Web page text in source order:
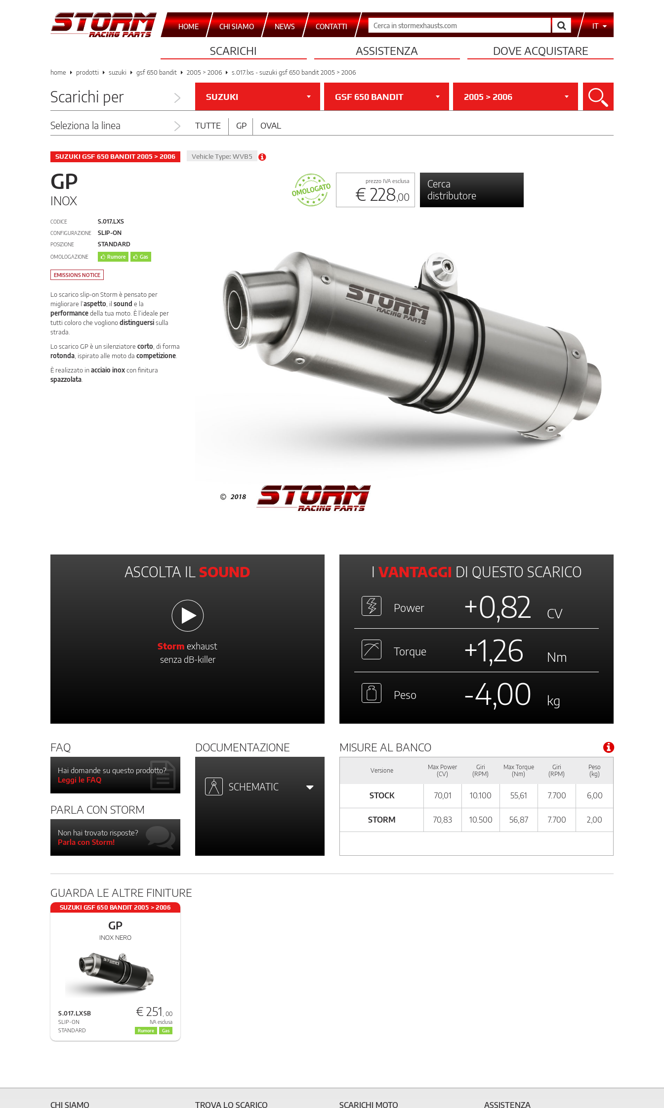
HOME CHI SIAMO NEWS CONTATTI Cerca IT
SCARICHI ASSISTENZA DOVE ACQUISTARE
home prodotti suzuki gsf 650 bandit 2005 > 2006 s.017.lxs - suzuki gsf 650 bandit 2005 > 2006
Scarichi per SUZUKI GSF 650 BANDIT 2005 > 2006 Cerca
Seleziona la linea TUTTE GP OVAL
SUZUKI GSF 650 BANDIT 2005 > 2006 Vehicle Type: WVB5
GP
INOX
prezzo IVA esclusa
€ 228,00
Cerca
distributore
CODICE S.017.LXS
CONFIGURAZIONE SLIP-ON
POSIZIONE STANDARD
OMOLOGAZIONE Rumore Gas
EMISSIONS NOTICE
Lo scarico slip-on Storm è pensato per
migliorare l’aspetto , il sound e la
performancedella tua moto. È l’ideale per
tutti coloro che voglionodistinguersisulla
strada.
Lo scarico GP è un silenziatore corto , di forma
rotonda , ispirato alle moto da competizione
È realizzato inacciaio inoxcon finitura
spazzolata
ASCOLTA IL SOUND
Storm exhaust
senza dB-killer
I VANTAGGI DI QUESTO SCARICO
Power +0,82 CV
Torque +1,26 Nm
Peso -4,00 kg
FAQ
Hai domande su questo prodotto?
Leggi le FAQ
PARLA CON STORM
Non hai trovato risposte?
Parla con Storm!
DOCUMENTAZIONE
SCHEMATIC
MISURE AL BANCO
Versione
Max Power
(CV)
Giri
(RPM)
Max Torque
(Nm)
Giri
(RPM)
Peso
(kg)
STOCK 70,01 10.100 55,61 7.700 6,00
STORM 70,83 10.500 56,87 7.700 2,00
GUARDA LE ALTRE FINITURE
SUZUKI GSF 650 BANDIT 2005 > 2006
GP
INOX NERO
S.017.LXSB
SLIP-ON
STANDARD
€ 251 , 00
IVA esclusa
Rumore Gas
CHI SIAMO TROVA LO SCARICO SCARICHI MOTO ASSISTENZA